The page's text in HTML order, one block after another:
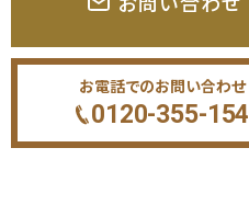
お電話でのお問い合わせ
0120-355-154